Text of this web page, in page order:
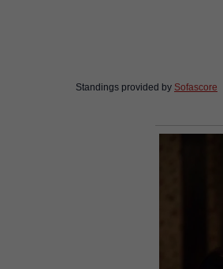
Standings provided by Sofascore